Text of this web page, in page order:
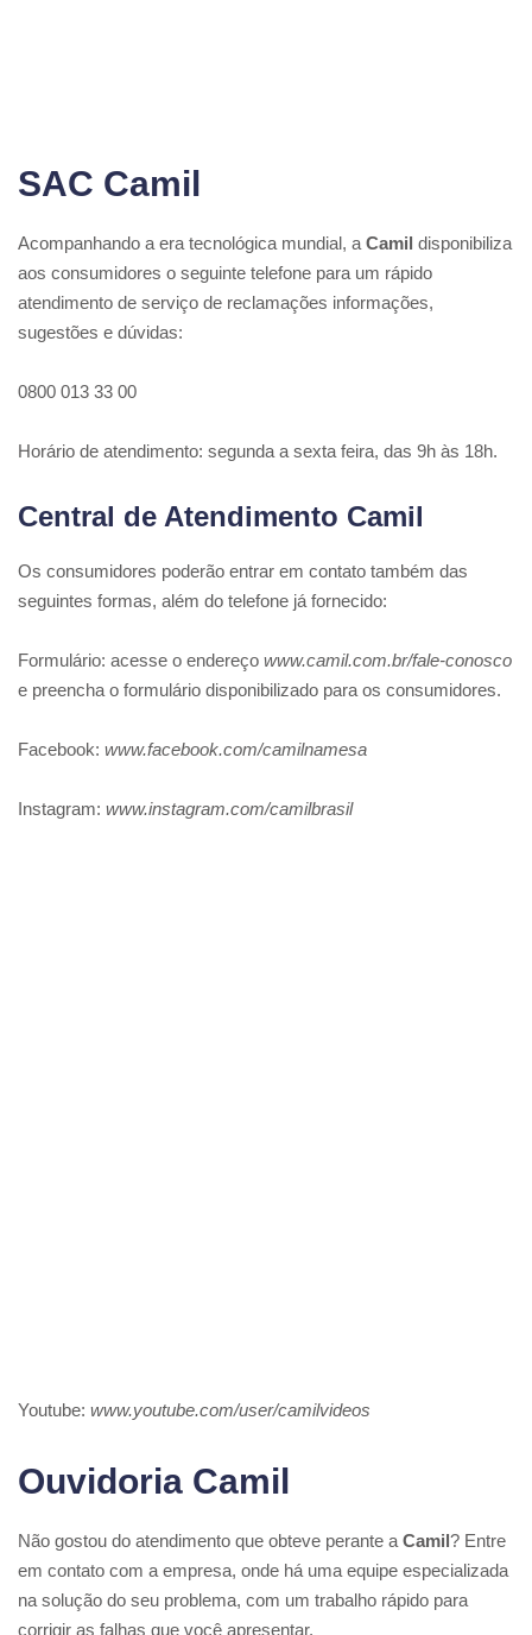
SAC Camil
Acompanhando a era tecnológica mundial, aCamil disponibiliza
aos consumidores o seguinte telefone para um rápido
atendimento de serviço de reclamações informações,
sugestões e dúvidas:
0800 013 33 00
Horário de atendimento: segunda a sexta feira, das 9h às 18h.
Central de Atendimento Camil
Os consumidores poderão entrar em contato também das
seguintes formas, além do telefone já fornecido:
Formulário: acesse o endereço www.camil.com.br/fale-conosco
e preencha o formulário disponibilizado para os consumidores.
Facebook: www.facebook.com/camilnamesa
Instagram: www.instagram.com/camilbrasil
Youtube: www.youtube.com/user/camilvideos
Ouvidoria Camil
Não gostou do atendimento que obteve perante aCamil ? Entre
em contato com a empresa, onde há uma equipe especializada
na solução do seu problema, com um trabalho rápido para
corrigir as falhas que você apresentar.